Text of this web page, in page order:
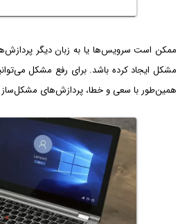
ممکن است سرویس‌ها یا به زبان دیگر
همین‌طور با سعی و خطا، پردازش‌های مشکل‌ساز